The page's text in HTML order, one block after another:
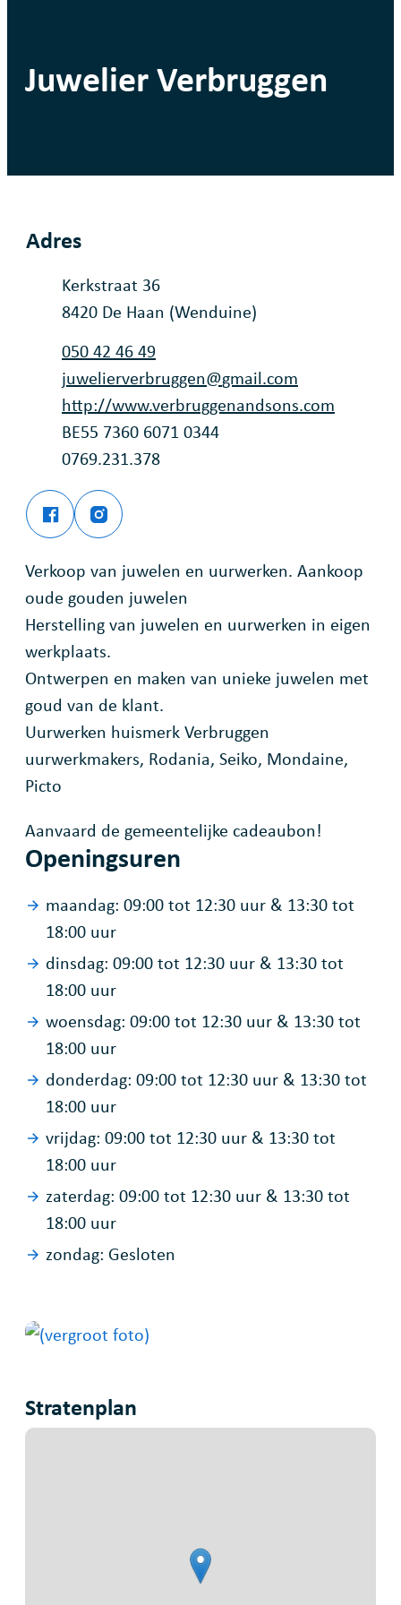
Juwelier Verbruggen
Adres
AdresKerkstraat 36
,8420 De Haan (Wenduine)
050 42 46 49
E-mailjuwelierverbruggen@gmail.com
Websitehttp://www.verbruggenandsons.com
Rekeningnummer
BE55 7360 6071 0344
Ondernemingsnummer
0769.231.378
FacebookInstagram
Verkoop van juwelen en uurwerken. Aankoop
oude gouden juwelen
Herstelling van juwelen en uurwerken in eigen
werkplaats.
Ontwerpen en maken van unieke juwelen met
goud van de klant.
Uurwerken huismerk Verbruggen
uurwerkmakers, Rodania, Seiko, Mondaine,
Picto
Aanvaard de gemeentelijke cadeaubon!
Openingsuren
maandag: 09:00tot 12:30 uur & 13:30tot
18:00 uur
dinsdag: 09:00tot 12:30 uur & 13:30tot
18:00 uur
woensdag: 09:00tot 12:30 uur & 13:30tot
18:00 uur
donderdag: 09:00tot 12:30 uur & 13:30tot
18:00 uur
vrijdag: 09:00tot 12:30 uur & 13:30tot
18:00 uur
zaterdag: 09:00tot 12:30 uur & 13:30tot
18:00 uur
zondag: Gesloten
Stratenplan